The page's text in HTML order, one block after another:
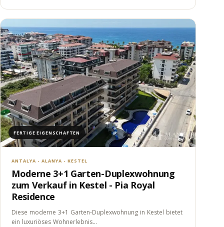
FERTIGE EIGENSCHAFTEN
ANTALYA - ALANYA - KESTEL
Moderne 3+1 Garten-Duplexwohnung
zum Verkauf in Kestel - Pia Royal
Residence
Diese moderne 3+1 Garten-Duplexwohnung in Kestel bietet
ein luxuriöses Wohnerlebnis…